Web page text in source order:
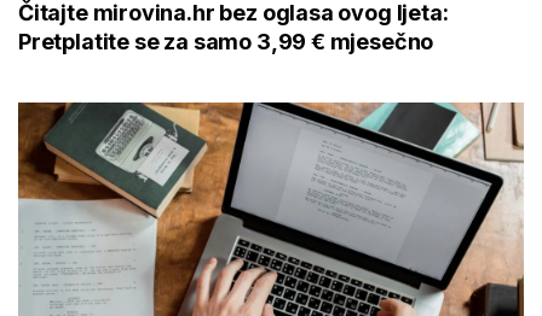
Čitajte mirovina.hr bez oglasa ovog ljeta:
Pretplatite se za samo 3,99 € mjesečno